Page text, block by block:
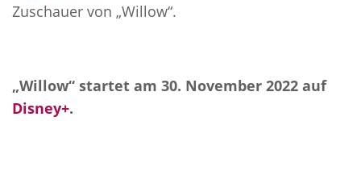
Zuschauer von „Willow“.
„Willow“ startet am 30. November 2022 auf
Disney+.